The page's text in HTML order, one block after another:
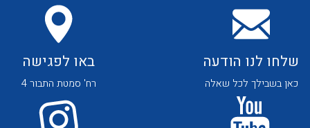
שלחו לנו הודעה
כאן בשבילך לכל שאלה
באו לפגישה
רח' סמטת התבור 4